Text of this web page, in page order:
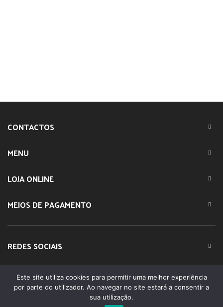
CONTACTOS
MENU
LOJA ONLINE
MEIOS DE PAGAMENTO
REDES SOCIAIS
© 2023 IMPARTE. All Rights Reserved. Desenvolvido por
DOMINIOS.PT
Este site utiliza cookies para permitir uma melhor experiência
por parte do utilizador. Ao navegar no site estará a consentir a
sua utilização.